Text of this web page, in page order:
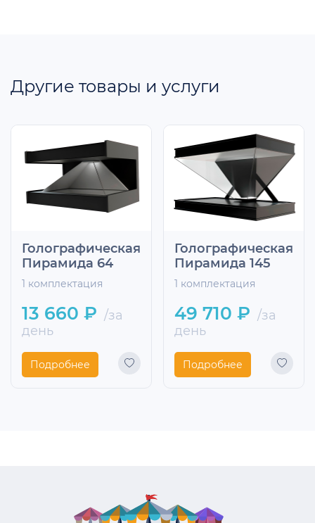
Другие товары и услуги
Голографическая
Пирамида 64
1 комплектация
13 660 ₽ /за
день
Подробнее
Голографическая
Пирамида 145
1 комплектация
49 710 ₽ /за
день
Подробнее